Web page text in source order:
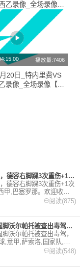
乙录像_全场录像
播放量:7406
20日_特内里费VS
录像_全场录像【视
[足球]世体：加盟巴萨以来，德容右脚踝3次重伤+1次膝盖伤+
德容右脚踝3次重伤+1次
甲,巴塞罗那。欢迎收藏
的足球，篮球体育资讯。
阅读(875)
【西甲】澳媒：澳大利亚国脚沃尔帕托被查出毒驾，禁赛期在3个月
沃尔帕托被查出毒驾，
,意甲,萨索洛,国家队,澳
,五洲。欢迎收藏本站，
阅读(548)